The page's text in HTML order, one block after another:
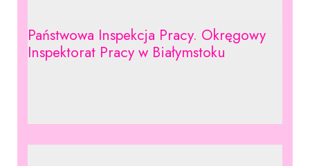
Państwowa Inspekcja Pracy. Okręgowy
Inspektorat Pracy w Białymstoku